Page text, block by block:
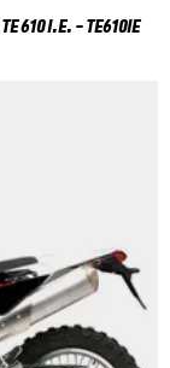
TE 610 I.E. - TE610IE